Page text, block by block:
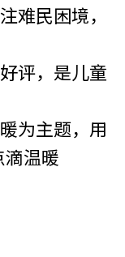
难民困境，
评，是儿童
为主题，用
温暖